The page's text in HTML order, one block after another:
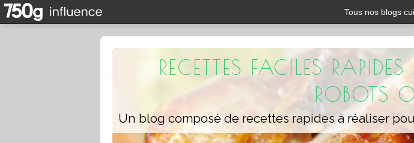
Tous nos blogs
RECETTES FACILES
ROBOTS